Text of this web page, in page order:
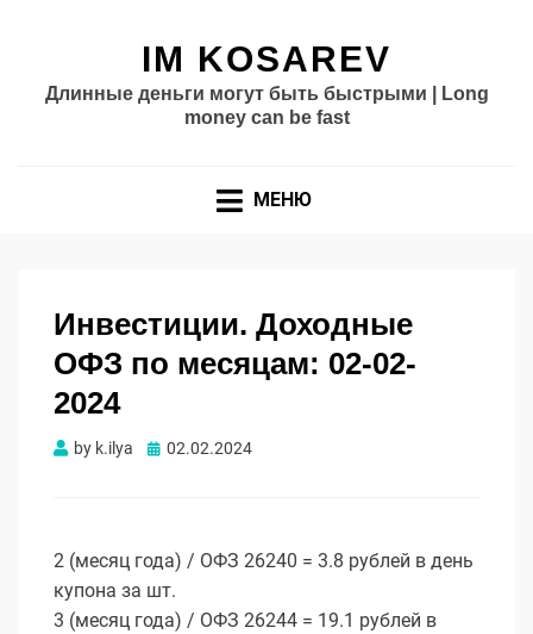
IM KOSAREV
Длинные деньги могут быть быстрыми | Long
money can be fast
МЕНЮ
Инвестиции. Доходные
ОФЗ по месяцам: 02-02-
2024
by k.ilya Опубликовано
02.02.2024
2 (месяц года) / ОФЗ 26240 = 3.8 рублей в день
купона за шт.
3 (месяц года) / ОФЗ 26244 = 19.1 рублей в